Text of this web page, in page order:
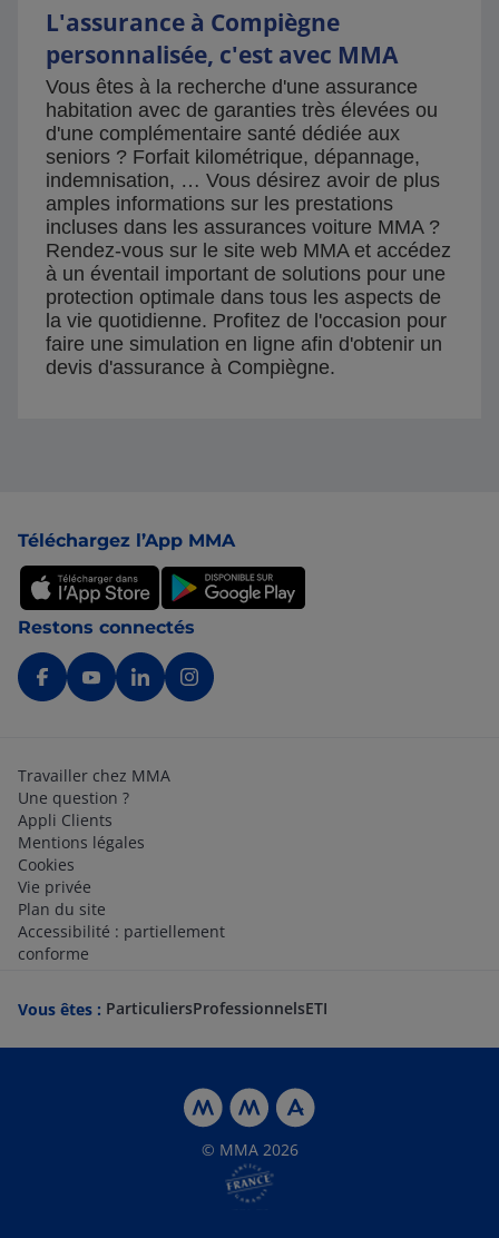
L'assurance à Compiègne
personnalisée, c'est avec MMA
Vous êtes à la recherche d'une assurance
habitation avec de garanties très élevées ou
d'une complémentaire santé dédiée aux
seniors ? Forfait kilométrique, dépannage,
indemnisation, … Vous désirez avoir de plus
amples informations sur les prestations
incluses dans les assurances voiture MMA ?
Rendez-vous sur le site web MMA et accédez
à un éventail important de solutions pour une
protection optimale dans tous les aspects de
la vie quotidienne. Profitez de l'occasion pour
faire une simulation en ligne afin d'obtenir un
devis d'assurance à Compiègne.
Téléchargez l’App MMA
Restons connectés
Travailler chez MMA
Une question ?
Appli Clients
Mentions légales
Cookies
Vie privée
Plan du site
Accessibilité : partiellement
conforme
Vous êtes : ParticuliersProfessionnelsETI
© MMA 2026